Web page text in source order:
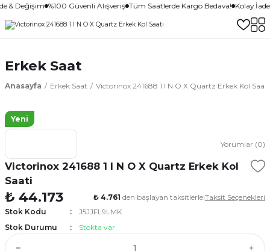
& Değişim %100 Güvenli Alışveriş Tüm Saatlerde Kargo Bedava! Kolay
Erkek Saat
Anasayfa Erkek Saat Victorinox 241688 1 I N O X Quartz Erkek Kol Saati
Yeni
Yorumlar (0)
Victorinox 241688 1 I N O X Quartz Erkek Kol
Saati
₺ 44.173 ₺ 4.761 den başlayan taksitlerle!Taksit Seçenekleri
Stok Kodu
J5JJFL9LMK
Stok Durumu
Stokta var